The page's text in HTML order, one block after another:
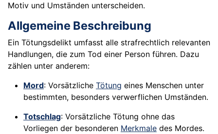
Motiv und Umständen unterscheiden.
Allgemeine Beschreibung
Ein Tötungsdelikt umfasst alle strafrechtlich relevanten
Handlungen, die zum Tod einer Person führen. Dazu
zählen unter anderem:
Mord: Vorsätzliche Tötung eines Menschen unter
bestimmten, besonders verwerflichen Umständen.
Totschlag: Vorsätzliche Tötung ohne das
Vorliegen der besonderen Merkmale des Mordes.